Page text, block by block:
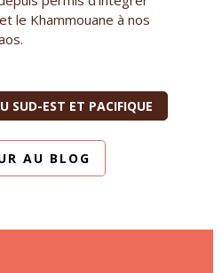
le Khammouane à nos
SUD-EST ET PACIFIQUE
AU BLOG